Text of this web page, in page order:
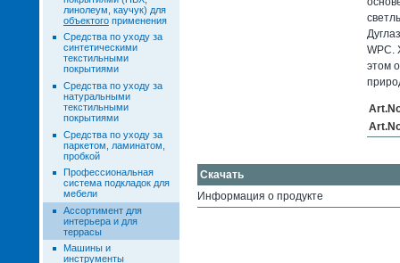
линолеум, каучук) для
объектогоприменения
Средства по уходу за
синтетическими
текстильными
покрытиями
Средства по уходу за
натуральными
текстильными
покрытиями
Средства по уходу за
паркетом, ламинатом,
пробкой
Профессиональная
система подкладок для
мебели
Ассортимент для
интерьера и для
террасы
Машины и
инструменты
WPC.
этом
Скачать
Информация о продукте